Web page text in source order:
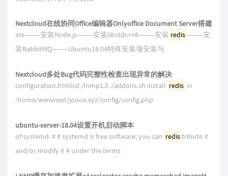
Nextcloud在线协同Office编辑器Onlyoffice Document Server搭建
inx--------安装Node.js--------安装libstdc++6--------安装 redis--------安
装RabbitMQ--------Ubuntu18.04特殊安装项安装与
Nextcloud多处Bug代码完整性检查出现异常的解决
configuration.htmlcd /lnmp1.5 ./addons.sh install redis vi
/home/wwwroot/joooe.xyz/config/config.php
ubuntu-server-18.04设置开机启动脚本
of systemd. # # systemd is free software; you can redistribute it
and/or modify it # under the terms